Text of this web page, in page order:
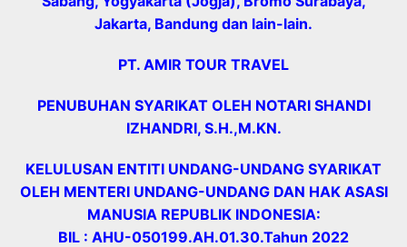
Jakarta, Bandung dan lain-lain.
PT. AMIR TOUR TRAVEL
PENUBUHAN SYARIKAT OLEH NOTARI SHANDI
IZHANDRI, S.H.,M.KN.
KELULUSAN ENTITI UNDANG-UNDANG SYARIKAT
OLEH MENTERI UNDANG-UNDANG DAN HAK ASASI
MANUSIA REPUBLIK INDONESIA:
BIL : AHU-050199.AH.01.30.Tahun 2022